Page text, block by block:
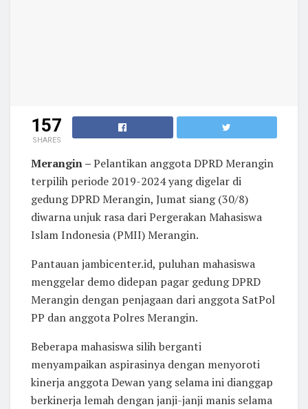
157
SHARES
Merangin –Pelantikan anggota DPRD Merangin
terpilih periode 2019-2024 yang digelar di
gedung DPRD Merangin, Jumat siang (30/8)
diwarna unjuk rasa dari Pergerakan Mahasiswa
Islam Indonesia (PMII) Merangin.
Pantauan jambicenter.id, puluhan mahasiswa
menggelar demo didepan pagar gedung DPRD
Merangin dengan penjagaan dari anggota SatPol
PP dan anggota Polres Merangin.
Beberapa mahasiswa silih berganti
menyampaikan aspirasinya dengan menyoroti
kinerja anggota Dewan yang selama ini dianggap
berkinerja lemah dengan janji-janji manis selama